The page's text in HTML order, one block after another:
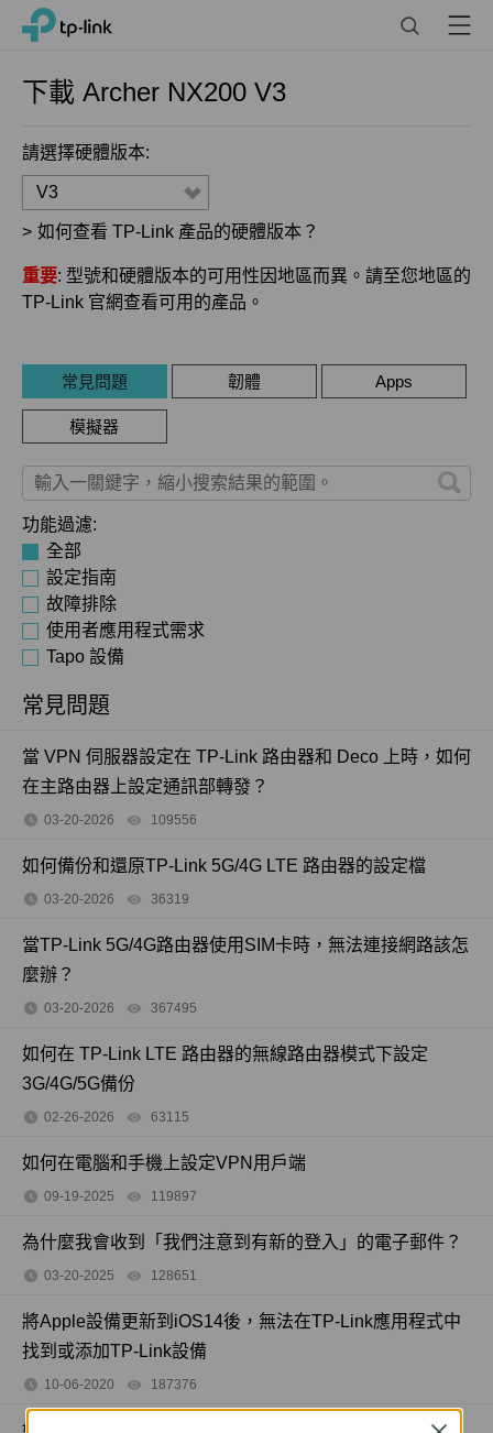
Click
navigation
TP-Link, Reliably Smart Menu
下載 Archer NX200 V3
請選擇硬體版本:
V3
> 如何查看 TP-Link 產品的硬體版本？
重要: 型號和硬體版本的可用性因地區而異。請至您地區的
TP-Link 官網查看可用的產品。
常見問題 韌體 Apps
模擬器
功能過濾:
全部
設定指南
故障排除
使用者應用程式需求
Tapo 設備
常見問題
當 VPN 伺服器設定在 TP-Link 路由器和 Deco 上時，如何
在主路由器上設定通訊部轉發？
03-20-2026 109556
如何備份和還原TP-Link 5G/4G LTE 路由器的設定檔
03-20-2026 36319
當TP-Link 5G/4G路由器使用SIM卡時，無法連接網路該怎
麼辦？
03-20-2026 367495
如何在 TP-Link LTE 路由器的無線路由器模式下設定
3G/4G/5G備份
02-26-2026 63115
如何在電腦和手機上設定VPN用戶端
09-19-2025 119897
為什麼我會收到「我們注意到有新的登入」的電子郵件？
03-20-2025 128651
將Apple設備更新到iOS14後，無法在TP-Link應用程式中
找到或添加TP-Link設備
10-06-2020 187376